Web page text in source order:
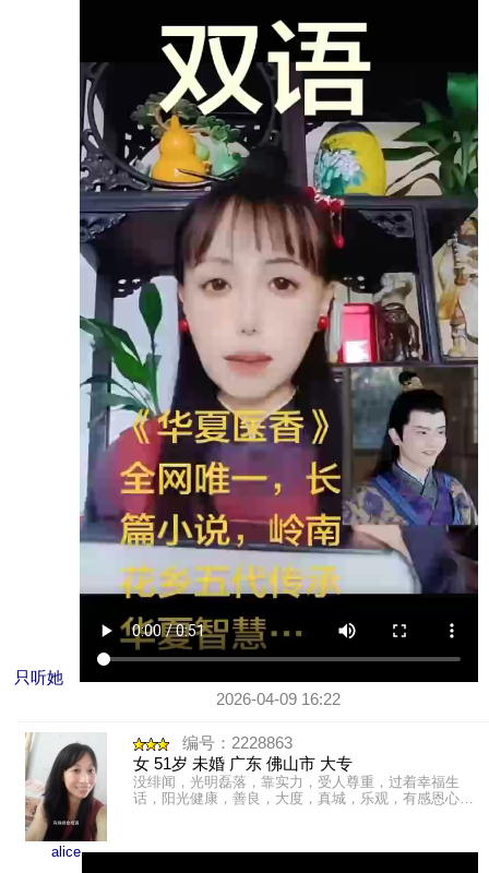
只听她
2026-04-09 16:22
alice
编号：2228863
女 51岁 未婚 广东 佛山市 大专
没绯闻，光明磊落，靠实力，受人尊重，过着幸福生
话，阳光健康，善良，大度，真城，乐观，有感恩心，